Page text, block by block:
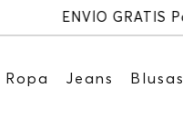
Ropa Jeans Blusas